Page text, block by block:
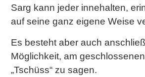
Sarg kann jeder innehalten,
auf seine ganz eigene Weise
Es besteht aber auch
Möglichkeit, am
„Tschüss“ zu sagen.